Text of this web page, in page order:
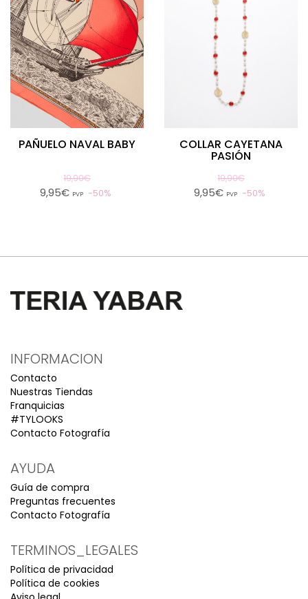
PAÑUELO NAVAL BABY
19,90€
9,95€ PVP 50%
COLLAR CAYETANA
PASIÓN
19,90€
9,95€ PVP 50%
INFORMACION
Contacto
Nuestras Tiendas
Franquicias
#TYLOOKS
Contacto Fotografía
AYUDA
Guía de compra
Preguntas frecuentes
Contacto Fotografía
TERMINOS_LEGALES
Política de privacidad
Política de cookies